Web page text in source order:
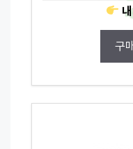
구